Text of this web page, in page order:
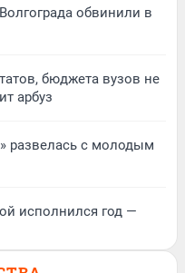
обвинили в
бюджета вузов не
арбуз
развелась с молодым
исполнился год —